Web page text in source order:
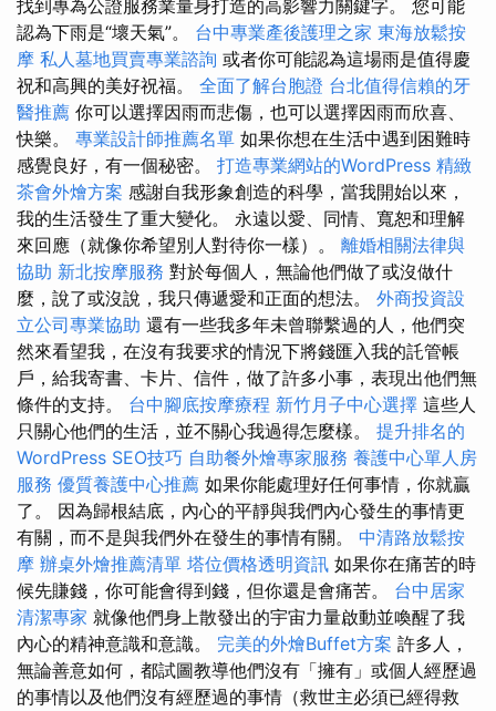
找到專為公證服務業量身打造的高影響力關鍵字。 您可能
認為下雨是“壞天氣”。 台中專業產後護理之家 東海放鬆按
摩 私人墓地買賣專業諮詢 或者你可能認為這場雨是值得慶
祝和高興的美好祝福。 全面了解台胞證 台北值得信賴的牙
醫推薦 你可以選擇因雨而悲傷，也可以選擇因雨而欣喜、
快樂。 專業設計師推薦名單 如果你想在生活中遇到困難時
感覺良好，有一個秘密。 打造專業網站的WordPress 精緻
茶會外燴方案 感謝自我形象創造的科學，當我開始以來，
我的生活發生了重大變化。 永遠以愛、同情、寬恕和理解
來回應（就像你希望別人對待你一樣）。 離婚相關法律與
協助 新北按摩服務 對於每個人，無論他們做了或沒做什
麼，說了或沒說，我只傳遞愛和正面的想法。 外商投資設
立公司專業協助 還有一些我多年未曾聯繫過的人，他們突
然來看望我，在沒有我要求的情況下將錢匯入我的託管帳
戶，給我寄書、卡片、信件，做了許多小事，表現出他們無
條件的支持。 台中腳底按摩療程 新竹月子中心選擇 這些人
只關心他們的生活，並不關心我過得怎麼樣。 提升排名的
WordPress SEO技巧 自助餐外燴專家服務 養護中心單人房
服務 優質養護中心推薦 如果你能處理好任何事情，你就贏
了。 因為歸根結底，內心的平靜與我們內心發生的事情更
有關，而不是與我們外在發生的事情有關。 中清路放鬆按
摩 辦桌外燴推薦清單 塔位價格透明資訊 如果你在痛苦的時
候先賺錢，你可能會得到錢，但你還是會痛苦。 台中居家
清潔專家 就像他們身上散發出的宇宙力量啟動並喚醒了我
內心的精神意識和意識。 完美的外燴Buffet方案 許多人，
無論善意如何，都試圖教導他們沒有「擁有」或個人經歷過
的事情以及他們沒有經歷過的事情（救世主必須已經得救